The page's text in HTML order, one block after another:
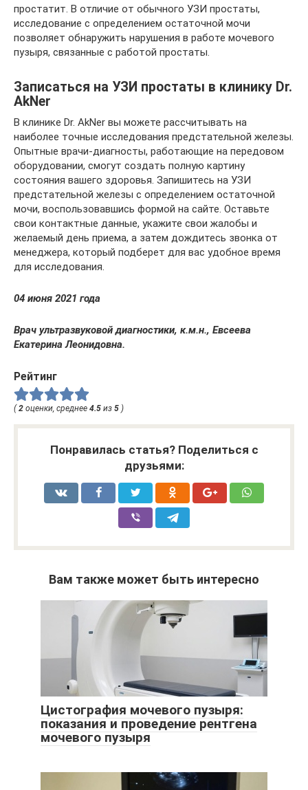
простатит. В отличие от обычного УЗИ простаты,
исследование с определением остаточной мочи
позволяет обнаружить нарушения в работе мочевого
пузыря, связанные с работой простаты.
Записаться на УЗИ простаты в клинику Dr.
AkNer
В клинике Dr. AkNer вы можете рассчитывать на
наиболее точные исследования предстательной железы.
Опытные врачи-диагносты, работающие на передовом
оборудовании, смогут создать полную картину
состояния вашего здоровья. Запишитесь на УЗИ
предстательной железы с определением остаточной
мочи, воспользовавшись формой на сайте. Оставьте
свои контактные данные, укажите свои жалобы и
желаемый день приема, а затем дождитесь звонка от
менеджера, который подберет для вас удобное время
для исследования.
04 июня 2021 года
Врач ультразвуковой диагностики, к.м.н., Евсеева
Екатерина Леонидовна.
Рейтинг
( 2 оценки, среднее 4.5 из 5 )
Понравилась статья? Поделиться с
друзьями:
Вам также может быть интересно
Цистография мочевого пузыря:
показания и проведение рентгена
мочевого пузыря